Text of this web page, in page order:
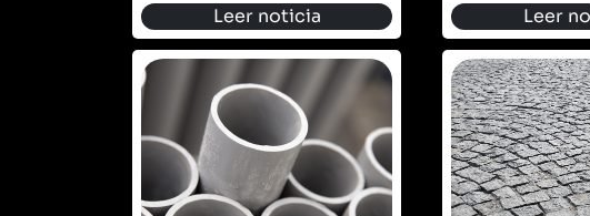
Leer noticia
Leer